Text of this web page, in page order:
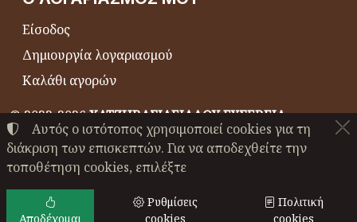
Είσοδος
Δημιουργία λογαριασμού
Καλάθι αγορών
©2022-2026ΧΑΤΖΗΒΑΣΙΛΕΙΑΔΟΥ ΕΥΣΕΒΕΙΑ
ΑΦΜ:EL044864230• Αριθμός ΓΕΜΗ:24489147000
Όροι χρήσης•Πολιτική απορρήτου•Πολιτική cookies
Ρυθμίσεις cookies
Αυτός ο ιστότοπος χρησιμοποιεί cookies για τη
διάκριση των επισκεπτών. Για να αποδεχθείτε την
τοποθέτηση cookies, επιλέξτε
Αποδέχομαι
Ρυθμίσεις
cookies
Πολιτική
cookies